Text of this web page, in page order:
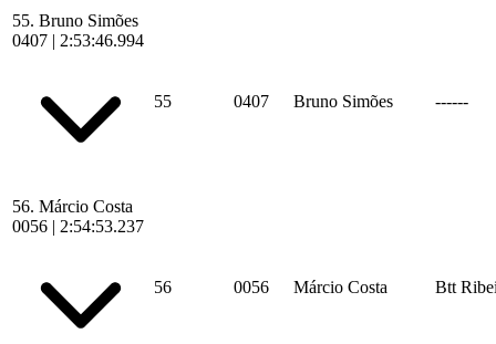
55. Bruno Simões
0407 | 2:53:46.994
55 0407 Bruno Simões ------
56. Márcio Costa
0056 | 2:54:53.237
56 0056 Márcio Costa Btt